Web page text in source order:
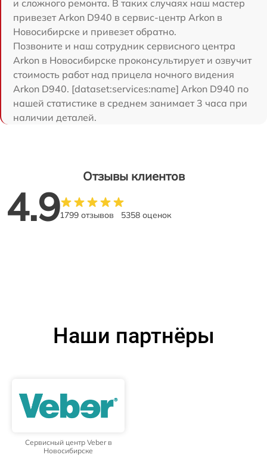
и сложного ремонта. В таких случаях наш мастер
привезет Arkon D940 в сервис-центр Arkon в
Новосибирске и привезет обратно.
Позвоните и наш сотрудник сервисного центра
Arkon в Новосибирске проконсультирует и озвучит
стоимость работ над прицела ночного видения
Arkon D940. [dataset:services:name] Arkon D940 по
нашей статистике в среднем занимает 3 часа при
наличии деталей.
Отзывы клиентов
4.91799 отзывов 5358 оценок
Наши партнёры
Сервисный центр Veber в
Новосибирске